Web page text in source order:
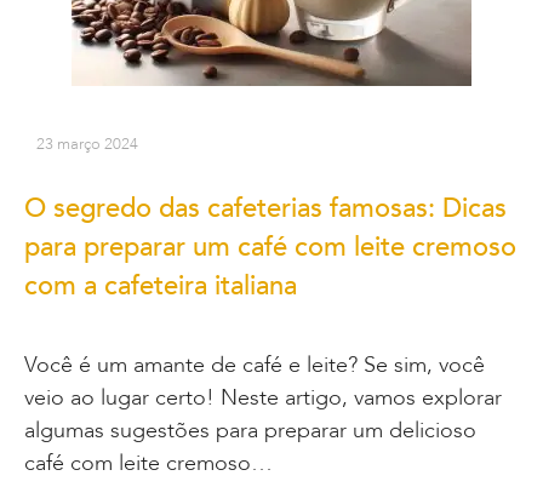
23 março 2024
O segredo das cafeterias famosas: Dicas
para preparar um café com leite cremoso
com a cafeteira italiana
Você é um amante de café e leite? Se sim, você
veio ao lugar certo! Neste artigo, vamos explorar
algumas sugestões para preparar um delicioso
café com leite cremoso…